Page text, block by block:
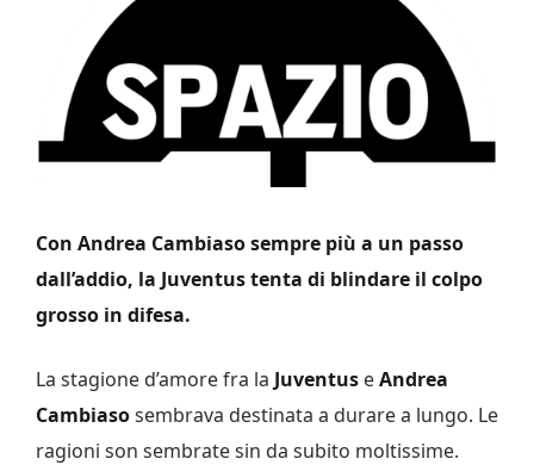
Con Andrea Cambiaso sempre più a un passo
dall’addio, la Juventus tenta di blindare il colpo
grosso in difesa.
La stagione d’amore fra la Juventus eAndrea
Cambiasosembrava destinata a durare a lungo. Le
ragioni son sembrate sin da subito moltissime.